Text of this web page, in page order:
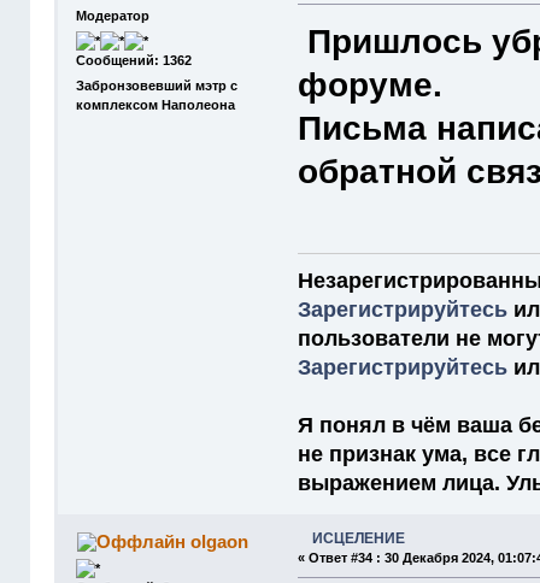
Модератор
Сообщений: 1362
Забронзовевший мэтр с
комплексом Наполеона
Пришлось
форуме.
Письма
обратной
Зарегистрируйтесь
пользователи не
Зарегистрируйтесь
Я понял в чём ваша
не признак ума, все
выражением лица.
olgaon ИСЦЕЛЕНИЕ
«Ответ #34 : 30 Декабря 2024,